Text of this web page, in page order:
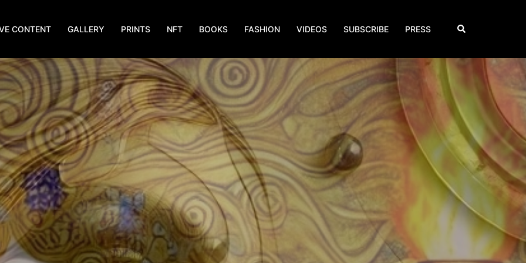
CONTENT GALLERY PRINTS NFT BOOKS FASHION VIDEOS SUBSCRIBE PRESS Search